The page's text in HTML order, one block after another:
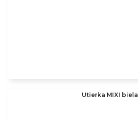
Utierka MIXI biela